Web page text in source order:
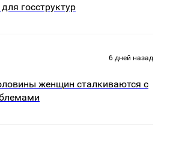
госструктур
6 дней назад
женщин сталкиваются с